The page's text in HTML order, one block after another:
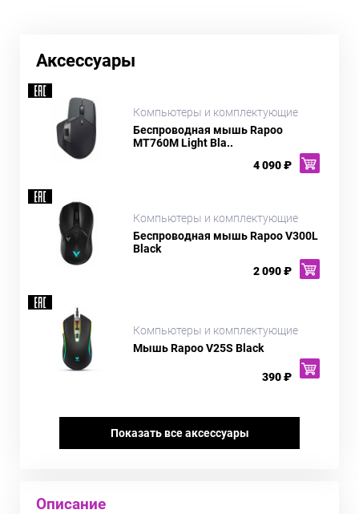
Аксессуары
Компьютеры и комплектующие
Беспроводная мышь Rapoo
MT760M Light Bla..
4 090 ₽
Компьютеры и комплектующие
Беспроводная мышь Rapoo V300L
Black
2 090 ₽
Компьютеры и комплектующие
Мышь Rapoo V25S Black
390 ₽
Показать все аксессуары
Описание